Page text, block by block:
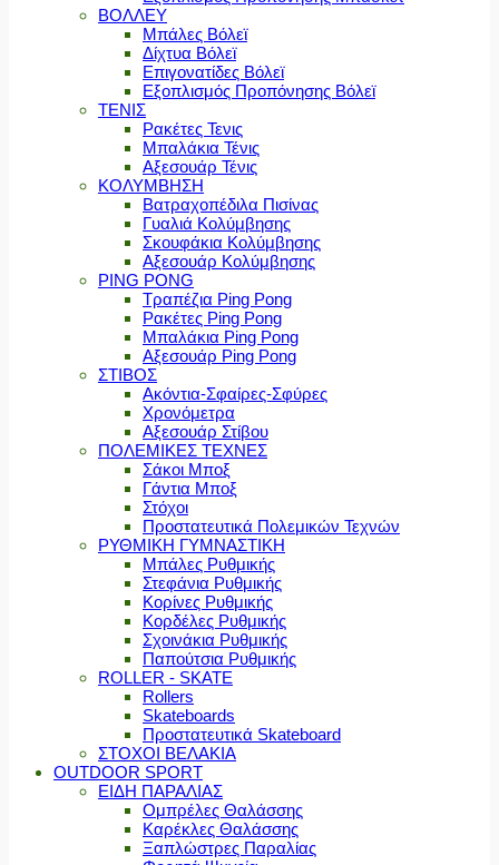
ΒΟΛΛΕΥ
Μπάλες Βόλεϊ
Δίχτυα Βόλεϊ
Επιγονατίδες Βόλεϊ
Εξοπλισμός Προπόνησης Βόλεϊ
ΤΕΝΙΣ
Ρακέτες Τενις
Μπαλάκια Τένις
Αξεσουάρ Τένις
ΚΟΛΥΜΒΗΣΗ
Βατραχοπέδιλα Πισίνας
Γυαλιά Κολύμβησης
Σκουφάκια Κολύμβησης
Αξεσουάρ Κολύμβησης
PING PONG
Τραπέζια Ping Pong
Ρακέτες Ping Pong
Μπαλάκια Ping Pong
Αξεσουάρ Ping Pong
ΣΤΙΒΟΣ
Ακόντια-Σφαίρες-Σφύρες
Χρονόμετρα
Αξεσουάρ Στίβου
ΠΟΛΕΜΙΚΕΣ ΤΕΧΝΕΣ
Σάκοι Μποξ
Γάντια Μποξ
Στόχοι
Προστατευτικά Πολεμικών Τεχνών
ΡΥΘΜΙΚΗ ΓΥΜΝΑΣΤΙΚΗ
Μπάλες Ρυθμικής
Στεφάνια Ρυθμικής
Κορίνες Ρυθμικής
Κορδέλες Ρυθμικής
Σχοινάκια Ρυθμικής
Παπούτσια Ρυθμικής
ROLLER - SKATE
Rollers
Skateboards
Προστατευτικά Skateboard
ΣΤΟΧΟΙ ΒΕΛΑΚΙΑ
OUTDOOR SPORT
ΕΙΔΗ ΠΑΡΑΛΙΑΣ
Ομπρέλες Θαλάσσης
Καρέκλες Θαλάσσης
Ξαπλώστρες Παραλίας